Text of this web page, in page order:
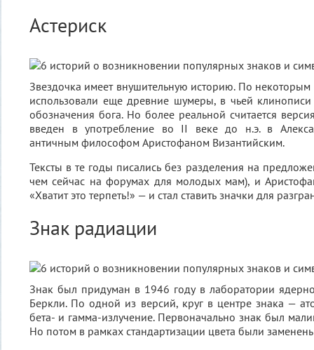
Астериск
Звездочка имеет внушительную историю. По некоторым
использовали еще древние шумеры, в чьей
обозначения бога. Но более реальной считается
введен в употребление во II веке до н.э. в
античным философом Аристофаном Византийским.
Тексты в те годы писались без разделения на
чем сейчас на форумах для молодых мам), и
«Хватит это терпеть!» — и стал ставить значки для
Знак радиации
Знак был придуман в 1946 году в лаборатории
Беркли. По одной из версий, круг в центре знака —
бета- и гамма-излучение. Первоначально знак был
Но потом в рамках стандартизации цвета были